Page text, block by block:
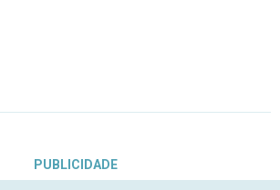
PUBLICIDADE